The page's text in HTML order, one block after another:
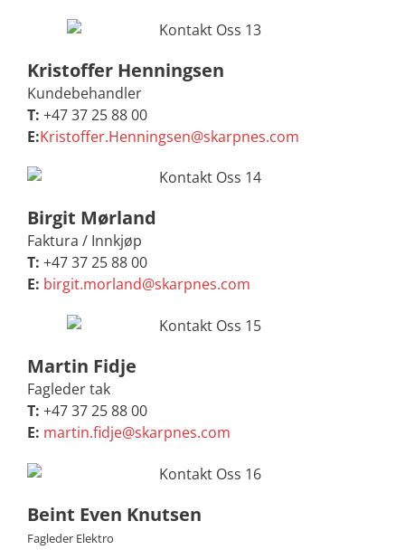
Kristoffer Henningsen
Kundebehandler
T: +47 37 25 88 00
E:Kristoffer.Henningsen@skarpnes.com
Birgit Mørland
Faktura / Innkjøp
T: +47 37 25 88 00
E: birgit.morland@skarpnes.com
Martin Fidje
Fagleder tak
T: +47 37 25 88 00
E: martin.fidje@skarpnes.com
Beint Even Knutsen
Fagleder Elektro